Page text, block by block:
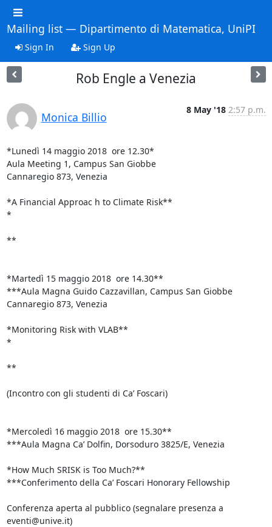
Mailing list — Dipartimento di Matematica, UniPI
Sign In Sign Up
Rob Engle a Venezia
Monica Billio
8 May '18 2:57 p.m.
*Lunedì 14 maggio 2018  ore 12.30*
Aula Meeting 1, Campus San Giobbe
Cannaregio 873, Venezia
*A Financial Approac h to Climate Risk**
*
**
*Martedì 15 maggio 2018  ore 14.30**
***Aula Magna Guido Cazzavillan, Campus San Giobbe
Cannaregio 873, Venezia
*Monitoring Risk with VLAB**
*
**
(Incontro con gli studenti di Ca’ Foscari)
*Mercoledì 16 maggio 2018  ore 15.30**
***Aula Magna Ca’ Dolfin, Dorsoduro 3825/E, Venezia
*How Much SRISK is Too Much?**
***Conferimento della Ca’ Foscari Honorary Fellowship
Conferenza aperta al pubblico (segnalare presenza a
eventi@unive.it)